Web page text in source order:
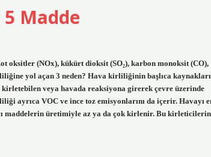
Madde
oksitler (NOx), kükürt dioksit (SO₂), karbon monoksit (CO),
yol açan 3 neden? Hava kirliliğinin başlıca kaynakları
kirletebilen veya havada reaksiyona girerek çevre üzerinde
ayrıca VOC ve ince toz emisyonlarını da içerir. Havayı
maddelerin üretimiyle az ya da çok kirlenir. Bu kirleticilerin